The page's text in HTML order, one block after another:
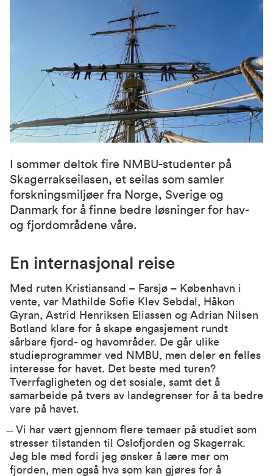
I sommer deltok fire NMBU-studenter på
Skagerrakseilasen, et seilas som samler
forskningsmiljøer fra Norge, Sverige og
Danmark for å finne bedre løsninger for hav-
og fjordområdene våre.
En internasjonal reise
Med ruten Kristiansand – Farsjø – København i
vente, var Mathilde Sofie Klev Sebdal, Håkon
Gyran, Astrid Henriksen Eliassen og Adrian Nilsen
Botland klare for å skape engasjement rundt
sårbare fjord- og havområder. De går ulike
studieprogrammer ved NMBU, men deler en felles
interesse for havet. Det beste med turen?
Tverrfagligheten og det sosiale, samt det å
samarbeide på tvers av landegrenser for å ta bedre
vare på havet.
̶ Vi har vært gjennom flere temaer på studiet som
stresser tilstanden til Oslofjorden og Skagerrak.
Jeg ble med fordi jeg ønsker å lære mer om
fjorden, men også hva som kan gjøres for å